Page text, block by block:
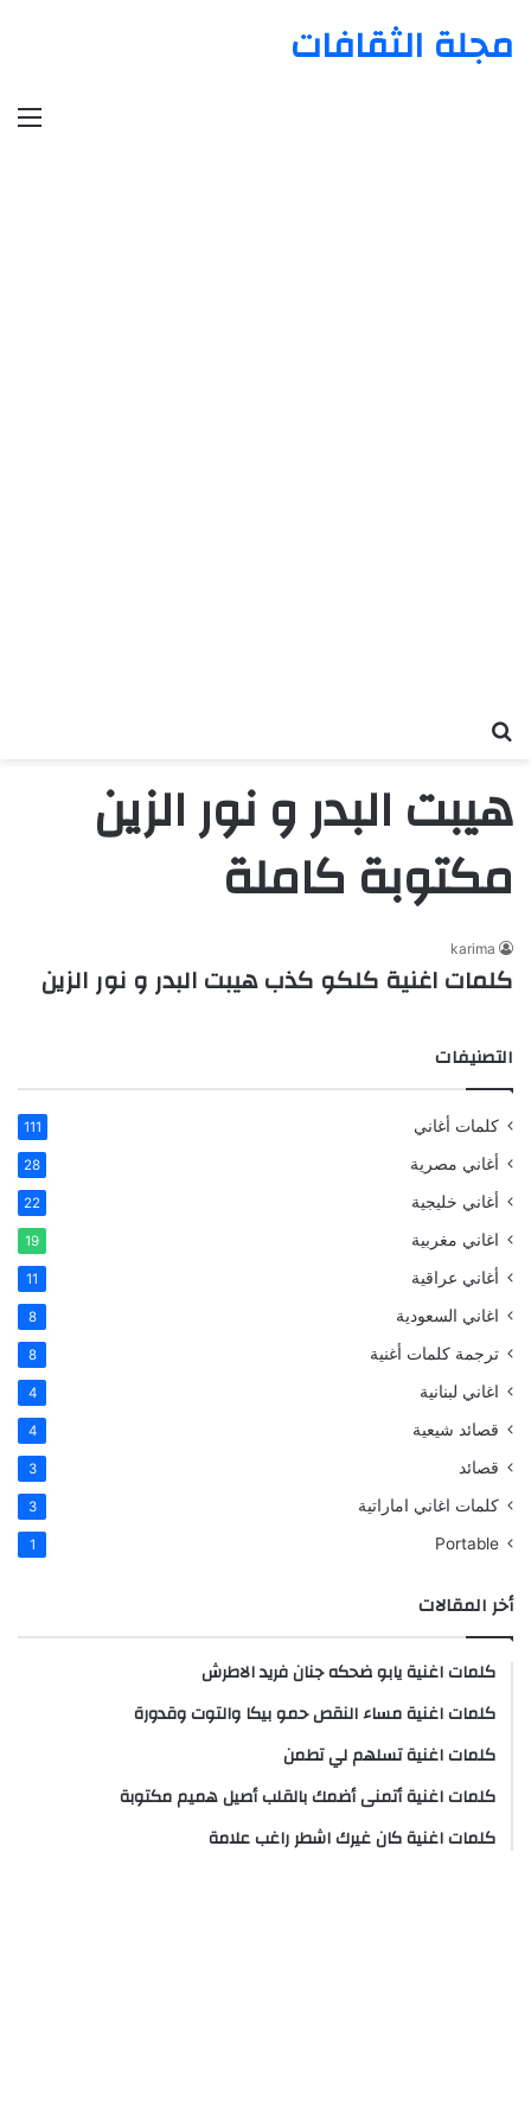
مجلة الثقافات
هيبت البدر و نور الزين
مكتوبة كاملة
karima
كلمات اغنية كلكو كذب هيبت البدر و نور الزين
التصنيفات
كلمات أغاني 111
أغاني مصرية 28
أغاني خليجية 22
اغاني مغربية 19
أغاني عراقية 11
اغاني السعودية 8
ترجمة كلمات أغنية 8
اغاني لبنانية 4
قصائد شيعية 4
قصائد 3
كلمات اغاني اماراتية 3
Portable
1
أخر المقالات
كلمات اغنية يابو ضحكه جنان فريد الاطرش
كلمات اغنية مساء النقص حمو بيكا والتوت وقدورة
كلمات اغنية تسلهم لي تطمن
كلمات اغنية أتمنى أضمك بالقلب أصيل هميم مكتوبة
كلمات اغنية كان غيرك اشطر راغب علامة